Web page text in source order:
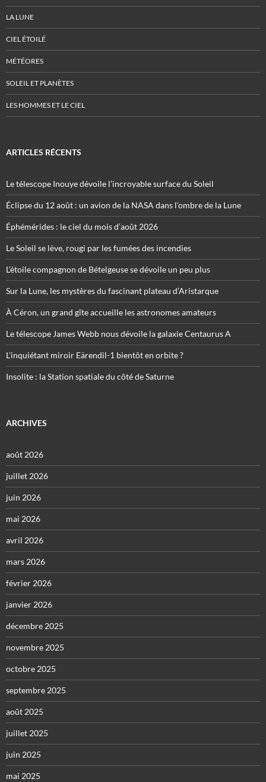
LA LUNE
CIEL ÉTOILÉ
MÉTÉORES
SOLEIL ET PLANÈTES
LES HOMMES ET LE CIEL
ARTICLES RÉCENTS
Le télescope Inouye dévoile l’incroyable surface du Soleil
Éclipse du 12 août : un avion de la NASA dans l’ombre de la Lune
Éphémérides : le ciel du mois d’août 2026
Le Soleil se lève, rougi par les fumées des incendies
L’étoile compagnon de Bételgeuse se dévoile un peu plus
Sur la Lune, les mystères du fascinant plateau d’Aristarque
À Céron, un grand gîte accueille les astronomes amateurs
Le télescope James Webb nous dévoile la galaxie Centaurus A
L’inquiétant miroir Eärendil-1 bientôt en orbite ?
Insolite : la Station spatiale du côté de Saturne
ARCHIVES
août 2026
juillet 2026
juin 2026
mai 2026
avril 2026
mars 2026
février 2026
janvier 2026
décembre 2025
novembre 2025
octobre 2025
septembre 2025
août 2025
juillet 2025
juin 2025
mai 2025